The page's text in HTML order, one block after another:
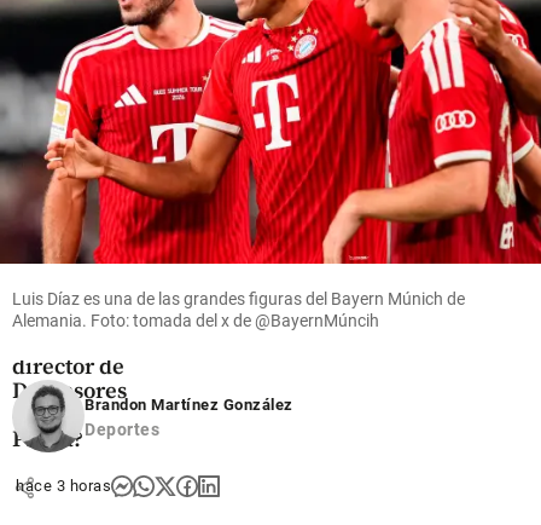
share
share
Colombia
¿Quién es
Camilo
Noguera
Abello, el
abogado
director de
Defensores
de la
Patria?
share
Luis Díaz es una de las grandes figuras del Bayern Múnich de
Alemania. Foto: tomada del x de @BayernMúncih
Brandon Martínez González
Deportes
hace 3 horas